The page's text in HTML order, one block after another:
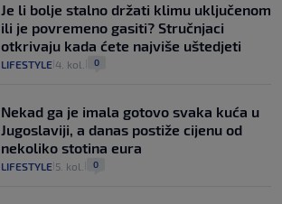
Je li bolje stalno držati klimu uključenom
ili je povremeno gasiti? Stručnjaci
otkrivaju kada ćete najviše uštedjeti
LIFESTYLE 4. kol. 0
Nekad ga je imala gotovo svaka kuća u
Jugoslaviji, a danas postiže cijenu od
nekoliko stotina eura
LIFESTYLE 5. kol. 0